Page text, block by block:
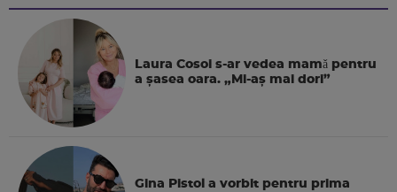
Laura Cosoi s-ar vedea mamǎ pentru
a şasea oara. „Mi-aș mai dori”
Gina Pistol a vorbit pentru prima